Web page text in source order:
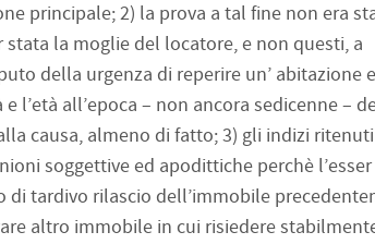
principale; 2) la prova a tal fine non era
la moglie del locatore, e non questi, a
della urgenza di reperire un’ abitazione
l’età all’epoca – non ancora sedicenne –
causa, almeno di fatto; 3) gli indizi ritenuti
soggettive ed apodittiche perchè l’esser
tardivo rilascio dell’immobile
altro immobile in cui risiedere